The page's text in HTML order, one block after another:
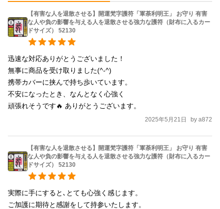
【有害な人を退散させる】開運梵字護符「軍荼利明王」 お守り 有害
な人や負の影響を与える人を退散させる強力な護符（財布に入るカー
ドサイズ） 52130
迅速な対応ありがとうございました！
無事に商品を受け取りました(^-^)
携帯カバーに挟んで持ち歩いています。
不安になったとき、なんとなく心強く
頑張れそうです🔥 ありがとうございます。
2025年5月21日 by a872
【有害な人を退散させる】開運梵字護符「軍荼利明王」 お守り 有害
な人や負の影響を与える人を退散させる強力な護符（財布に入るカー
ドサイズ） 52130
実際に手にすると､とても心強く感じます。
ご加護に期待と感謝をして持参いたします。